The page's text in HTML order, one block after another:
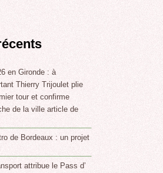
en Gironde : à
Thierry Trijoulet plie
tour et confirme
de la ville article de
de Bordeaux : un projet
attribue le Pass d’